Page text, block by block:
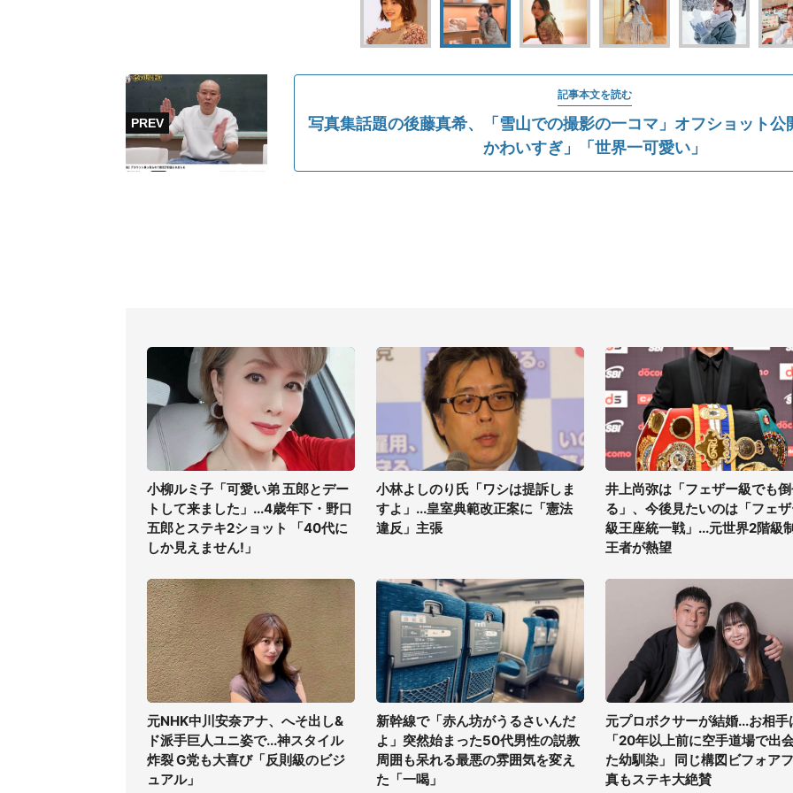
記事本文を読む
写真集話題の後藤真希、「雪山での撮影の一コマ」オフショット
かわいすぎ」「世界一可愛い」
小柳ルミ子「可愛い弟 五郎とデー
トして来ました」...4歳年下・野口
五郎とステキ2ショット 「40代に
しか見えません!」
小林よしのり氏「ワシは提訴しま
すよ」...皇室典範改正案に「憲法
違反」主張
井上尚弥は「フェザー級でも
る」、今後見たいのは「フェ
級王座統一戦」...元世界2階級
王者が熱望
元NHK中川安奈アナ、へそ出し&
ド派手巨人ユニ姿で...神スタイル
炸裂 G党も大喜び「反則級のビジ
ュアル」
新幹線で「赤ん坊がうるさいんだ
よ」突然始まった50代男性の説教
周囲も呆れる最悪の雰囲気を変え
た「一喝」
元プロボクサーが結婚...お相手
「20年以上前に空手道場で出
た幼馴染」 同じ構図ビフォア
真もステキ大絶賛